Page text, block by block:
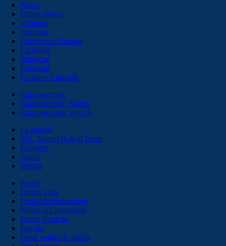
News
Ultime News
Infortuni
Interviste
Conferenze Stampa
Esclusive
Rubriche
Editoriali
Gossip e Curiosità
Calciomercato
Calciomercato Napoli
Calciomercato Serie A
La società
SSC Napoli Hall of Fame
Palmares
Stadio
Maglia
Partite
Diretta Live
Probabili Formazioni
Partite più importanti
Partite Storiche
Pagelle
Dove vedere la partita